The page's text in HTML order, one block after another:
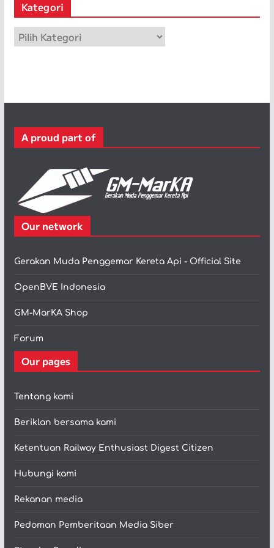
p
Kategori
a
r
A proud part of
Our network
Gerakan Muda Penggemar Kereta Api - Official Site
OpenBVE Indonesia
GM-MarKA Shop
Forum
Our pages
Tentang kami
Beriklan bersama kami
Ketentuan Railway Enthusiast Digest Citizen
Hubungi kami
Rekanan media
Pedoman Pemberitaan Media Siber